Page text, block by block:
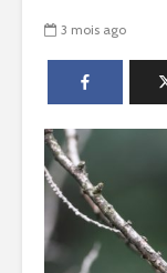
3 mois ago